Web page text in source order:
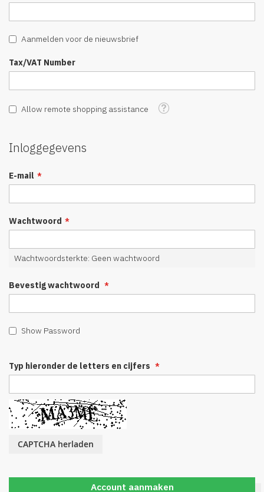
Aanmelden voor de nieuwsbrief
Tax/VAT Number
Allow remote shopping assistance Tooltip
Inloggegevens
E-mail
Wachtwoord
Wachtwoordsterkte: Geen wachtwoord
Bevestig wachtwoord
Show Password
Typ hieronder de letters en cijfers
CAPTCHA herladen
Account aanmaken